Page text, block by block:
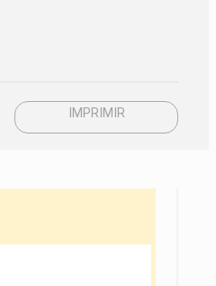
IMPRIMIR